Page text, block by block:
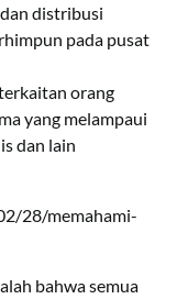
distribusi
pada pusat
orang
yang melampaui
dan lain
28/memahami-
bahwa semua